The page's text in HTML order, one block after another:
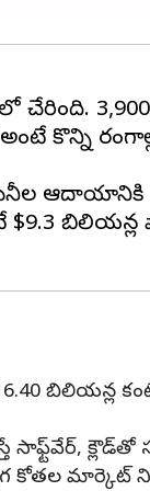
అంటే
$9.3
బిలియన్ల
సాఫ్ట్‌వేర్,
కోతల